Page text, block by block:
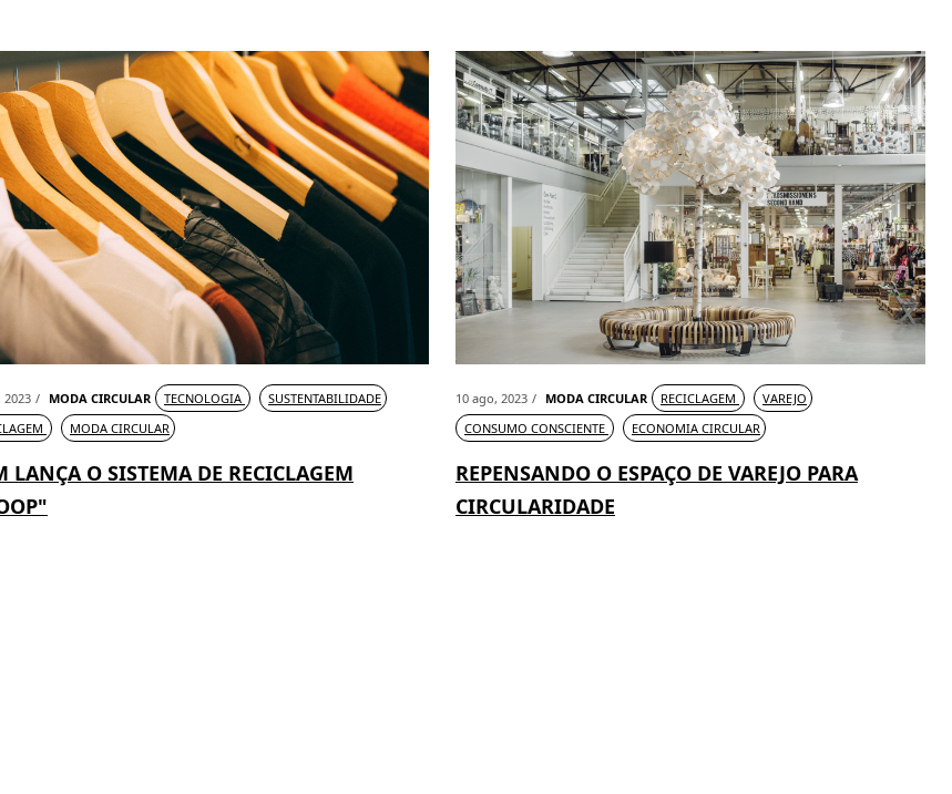
2023 MODA CIRCULAR TECNOLOGIA
SUSTENTABILIDADE
MODA CIRCULAR
LANÇA O SISTEMA DE RECICLAGEM
10 ago, 2023 MODA CIRCULAR RECICLAGEM
VAREJO
CONSUMO CONSCIENTE
ECONOMIA CIRCULAR
REPENSANDO O ESPAÇO DE VAREJO PARA
CIRCULARIDADE